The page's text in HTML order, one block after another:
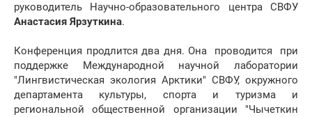
руководитель Научно-образовательного центра СВФУ
Анастасия Ярзуткина.
Конференция продлится два дня. Она проводится при
поддержке Международной научной лаборатории
"Лингвистическая экология Арктики" СВФУ, окружного
департамента культуры, спорта и туризма и
региональной общественной организации "Чычеткин